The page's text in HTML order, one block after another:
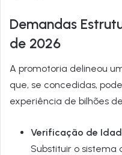
Demandas
de 2026
A promotoria delineou
que, se concedidas,
experiência de bilhões
Verificação de
Substituir o sistema